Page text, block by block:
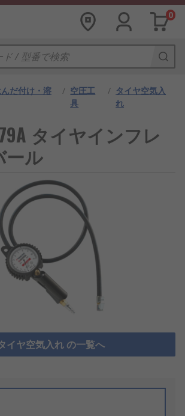
0
だ付け・溶
/ 空圧工
具
/ タイヤ空気入
れ
タイヤインフレ
ール
イヤ空気入れ の一覧へ